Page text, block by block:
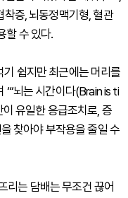
착증, 뇌동정맥기형, 혈관
할 수 있다.
쉽지만 최근에는 머리를
뇌는 시간이다(Brain is ti
유일한 응급조치로, 증
찾아야 부작용을 줄일 수
리는 담배는 무조건 끊어